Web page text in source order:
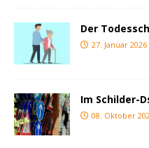
Der
27. Januar 2026
Im Schilder-
08. Oktober